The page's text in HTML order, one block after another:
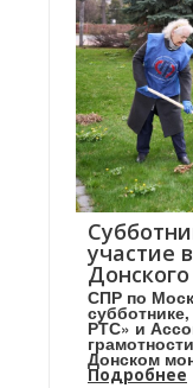
участие
СПР по
РТС» и
Донском
Подробнее